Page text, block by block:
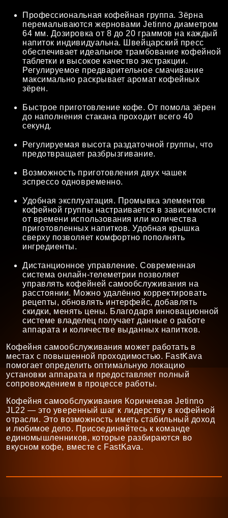
Профессиональная кофейная группа. Зёрна
перемалываются жерновами Jetinno диаметром
64 мм. Дозировка от 8 до 20 граммов на каждый
напиток индивидуальна. Швейцарский пресс
обеспечивает идеальное трамбование кофейной
таблетки и высокое качество экстракции.
Регулируемое предварительное смачивание
максимально раскрывает аромат кофейных
зёрен.
Быстрое приготовление кофе. От помола зёрен
до наполнения стакана проходит всего 40
секунд.
Регулируемая высота раздаточной группы, что
предотвращает разбрызгивание.
Возможность приготовления двух чашек
эспрессо одновременно.
Удобная эксплуатация. Промывка элементов
кофейной группы настраивается в зависимости
от времени использования или количества
приготовленных напитков. Удобная крышка
сверху позволяет комфортно пополнять
ингредиенты.
Дистанционное управление. Современная
система онлайн-телеметрии позволяет
управлять кофейней самообслуживания на
расстоянии. Можно удалённо корректировать
рецепты, обновлять интерфейс, добавлять
скидки, менять цены. Благодаря инновационной
системе владелец получает данные о работе
аппарата и количестве выданных напитков.
Кофейня самообслуживания может работать в
местах с повышенной проходимостью. FastKava
помогает определить оптимальную локацию
установки аппарата и предоставляет полный
сопровождением в процессе работы.
Кофейня самообслуживания Коричневая Jetinno
JL22 — это уверенный шаг к лидерству в кофейной
отрасли. Это возможность иметь стабильный доход
и любимое дело. Присоединяйтесь к команде
единомышленников, которые разбираются во
вкусном кофе, вместе с FastKava.